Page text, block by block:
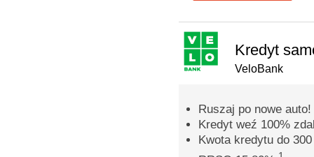
Kredyt
VeloBank
Ruszaj po nowe auto!
Kredyt weź 100%
Kwota kredytu do 300